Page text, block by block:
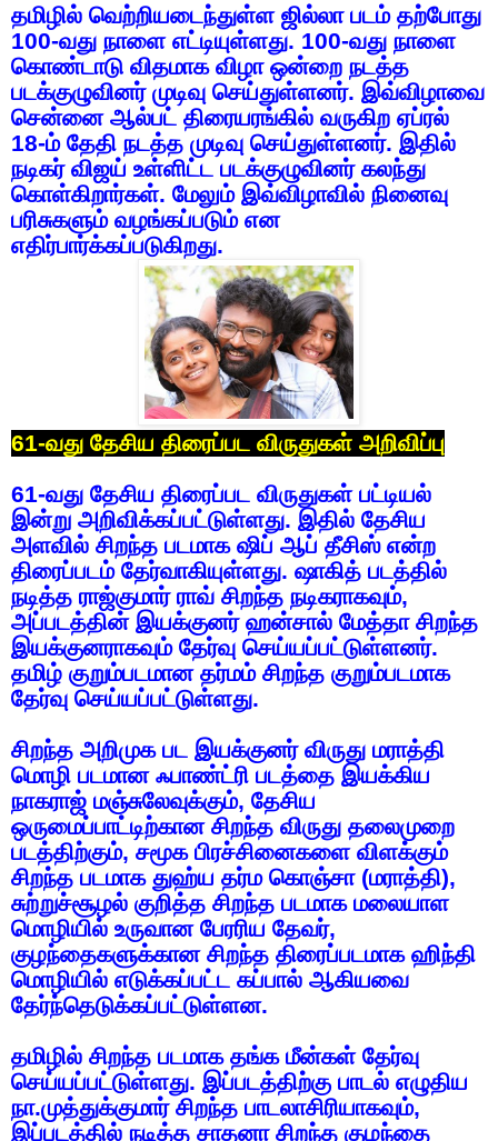
தமிழில் வெற்றியடைந்துள்ள ஜில்லா படம் தற்போது
100-வது நாளை எட்டியுள்ளது. 100-வது நாளை
கொண்டாடு விதமாக விழா ஒன்றை நடத்த
படக்குழுவினர் முடிவு செய்துள்ளனர். இவ்விழாவை
சென்னை ஆல்பட் திரையரங்கில் வருகிற ஏப்ரல்
18-ம் தேதி நடத்த முடிவு செய்துள்ளனர். இதில்
நடிகர் விஜய் உள்ளிட்ட படக்குழுவினர் கலந்து
கொள்கிறார்கள். மேலும் இவ்விழாவில் நினைவு
பரிசுகளும் வழங்கப்படும் என
எதிர்பார்க்கப்படுகிறது.
61-வது தேசிய திரைப்பட விருதுகள் அறிவிப்பு
61-வது தேசிய திரைப்பட விருதுகள் பட்டியல்
இன்று அறிவிக்கப்பட்டுள்ளது. இதில் தேசிய
அளவில் சிறந்த படமாக ஷிப் ஆப் தீசிஸ் என்ற
திரைப்படம் தேர்வாகியுள்ளது. ஷாகித் படத்தில்
நடித்த ராஜ்குமார் ராவ் சிறந்த நடிகராகவும்,
அப்படத்தின் இயக்குனர் ஹன்சால் மேத்தா சிறந்த
இயக்குனராகவும் தேர்வு செய்யப்பட்டுள்ளனர்.
தமிழ் குறும்படமான தர்மம் சிறந்த குறும்படமாக
தேர்வு செய்யப்பட்டுள்ளது.
சிறந்த அறிமுக பட இயக்குனர் விருது மராத்தி
மொழி படமான ஃபாண்ட்ரி படத்தை இயக்கிய
நாகராஜ் மஞ்சுலேவுக்கும், தேசிய
ஒருமைப்பாட்டிற்கான சிறந்த விருது தலைமுறை
படத்திற்கும், சமூக பிரச்சினைகளை விளக்கும்
சிறந்த படமாக துஹ்ய தர்ம கொஞ்சா(மராத்தி),
சுற்றுச்சூழல் குறித்த சிறந்த படமாக மலையாள
மொழியில் உருவான பேரரிய தேவர்,
குழந்தைகளுக்கான சிறந்த திரைப்படமாக ஹிந்தி
மொழியில் எடுக்கப்பட்ட கப்பால் ஆகியவை
தேர்ந்தெடுக்கப்பட்டுள்ளன.
தமிழில் சிறந்த படமாக தங்க மீன்கள் தேர்வு
செய்யப்பட்டுள்ளது. இப்படத்திற்கு பாடல் எழுதிய
நா.முத்துக்குமார் சிறந்த பாடலாசிரியாகவும்,
இப்படத்தில் நடித்த சாதனா சிறந்த குழந்தை